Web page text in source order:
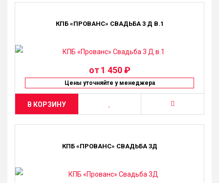
КПБ «ПРОВАНС» СВАДЬБА 3 Д В.1
от 1 450 ₽
Цены уточняйте у менеджера
В КОРЗИНУ
КПБ «ПРОВАНС» СВАДЬБА 3Д